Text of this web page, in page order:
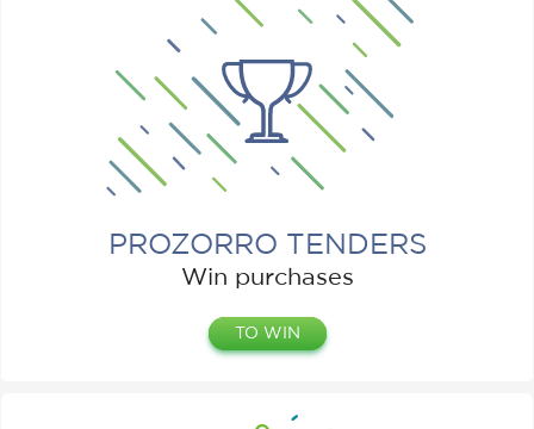
PROZORRO TENDERS
Win purchases
TO WIN